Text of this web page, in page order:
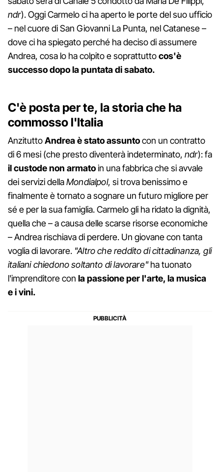
ndr). Oggi Carmelo ci ha aperto le porte del suo ufficio
– nel cuore di San Giovanni La Punta, nel Catanese –
dove ci ha spiegato perché ha deciso di assumere
Andrea, cosa lo ha colpito e soprattuttocos'è
successo dopo la puntata di sabato.
C'è posta per te, la storia che ha
commosso l'Italia
AnzituttoAndrea è stato assuntocon un contratto
di 6 mesi (che presto diventerà indeterminato, ndr): fa
il custode non armatoin una fabbrica che si avvale
dei servizi dellaMondialpol, si trova benissimo e
finalmente è tornato a sognare un futuro migliore per
sé e per la sua famiglia. Carmelo gli ha ridato la dignità,
quella che – a causa delle scarse risorse economiche
– Andrea rischiava di perdere. Un giovane con tanta
voglia di lavorare. "Altro che reddito di cittadinanza, gli
italiani chiedono soltanto di lavorare"ha tuonato
l'imprenditore con la passione per l'arte, la musica
e i vini.